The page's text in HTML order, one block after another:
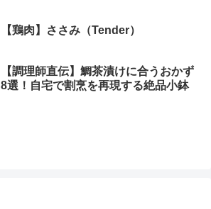
【鶏肉】ささみ（Tender）
【調理師直伝】鯛茶漬けに合うおかず
8選！自宅で割烹を再現する絶品小鉢